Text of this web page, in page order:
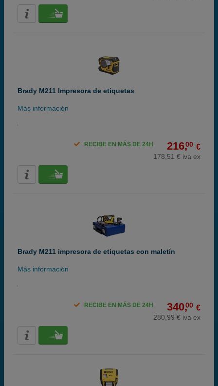
Brady M211 Impresora de etiquetas
Más información
216,00 €
178,51 € iva ex
RECIBE EN MÁS DE 24H
Brady M211 impresora de etiquetas con maletín
Más información
340,00 €
280,99 € iva ex
RECIBE EN MÁS DE 24H